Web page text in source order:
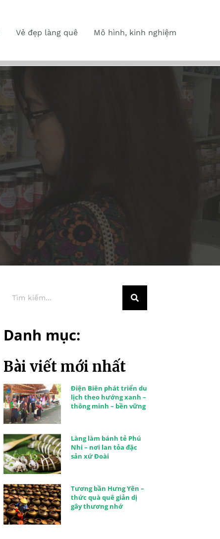
Vẻ đẹp làng quê Mô hình, kinh nghiệm
Danh mục:
Bài viết mới nhất
Điện Biên phát triển du
lịch theo hướng xanh –
thông minh – bền vững
Làng làm bánh tẻ Phú
Nhi – nơi lan tỏa đặc
sản xứ Đoài
Tương bần Hưng Yên –
thức quà quê giản dị
gây thương nhớ